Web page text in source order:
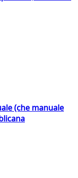
(che manuale